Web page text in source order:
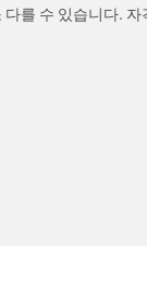
를 수 있습니다.